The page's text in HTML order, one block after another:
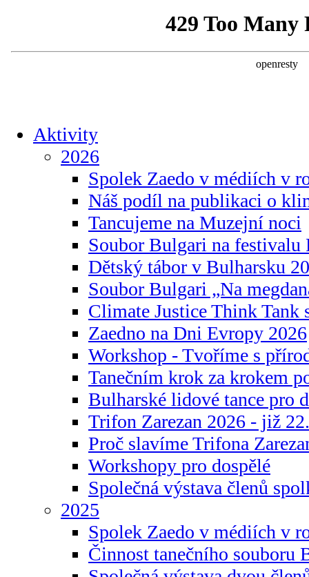
Aktivity
2026
Spolek Zaedo v médiích v
Náš podíl na publikaci o
Tancujeme na Muzejní noci
Soubor Bulgari na festivalu
Dětský tábor v Bulharsku
Soubor Bulgari „Na
Climate Justice Think Tank
Zaedno na Dni Evropy 2026
Workshop - Tvoříme s
Tanečním krok za krokem
Bulharské lidové tance pro
Trifon Zarezan 2026 - již
Proč slavíme Trifona
Workshopy pro dospělé
Společná výstava členů
2025
Spolek Zaedo v médiích v
Činnost tanečního souboru